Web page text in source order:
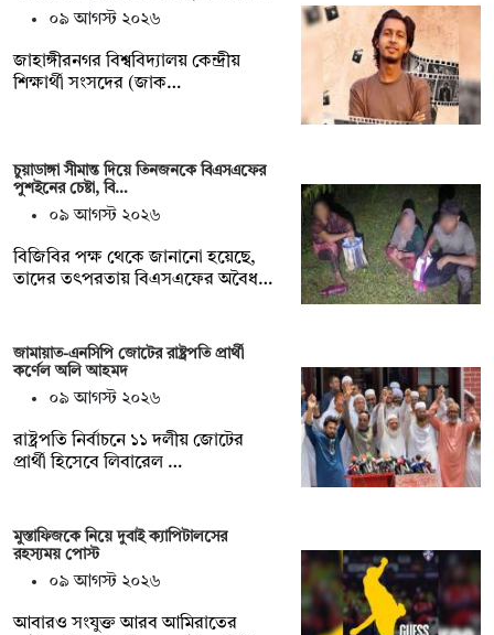
০৯ আগস্ট ২০২৬
জাহাঙ্গীরনগর বিশ্ববিদ্যালয় কেন্দ্রীয়
শিক্ষার্থী সংসদের (জাক…
চুয়াডাঙ্গা সীমান্ত দিয়ে তিনজনকে বিএসএফের
পুশইনের চেষ্টা, বি…
০৯ আগস্ট ২০২৬
বিজিবির পক্ষ থেকে জানানো হয়েছে,
তাদের তৎপরতায় বিএসএফের অবৈধ…
জামায়াত-এনসিপি জোটের রাষ্ট্রপতি প্রার্থী
কর্ণেল অলি আহমদ
০৯ আগস্ট ২০২৬
রাষ্ট্রপতি নির্বাচনে ১১ দলীয় জোটের
প্রার্থী হিসেবে লিবারেল …
মুস্তাফিজকে নিয়ে দুবাই ক্যাপিটালসের
রহস্যময় পোস্ট
০৯ আগস্ট ২০২৬
আবারও সংযুক্ত আরব আমিরাতের